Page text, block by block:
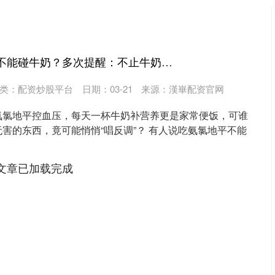
高升网 吃氨氯地平不能碰牛奶？多次提醒：不止牛奶，与这些食物同服也需格外谨慎
日期：03-21 来源：漢崋配资官网
： 配资炒股平台
地平控血压，每天一杯牛奶补营养更是家常便饭，可谁
的东西，竟可能悄悄“唱反调”？ 有人说吃氨氯地平不能
章已加载完成